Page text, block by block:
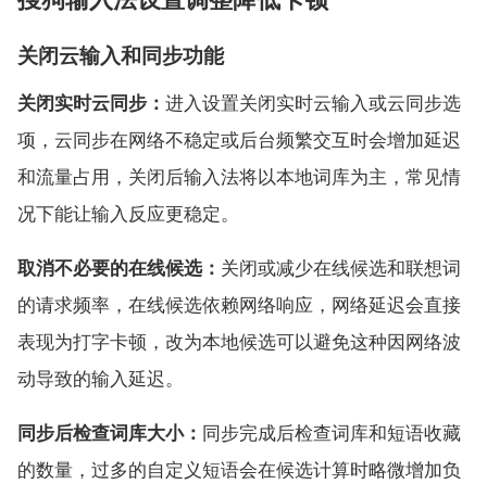
关闭云输入和同步功能
关闭实时云同步： 进入设置关闭实时云输入或云同步选
项，云同步在网络不稳定或后台频繁交互时会增加延迟
和流量占用，关闭后输入法将以本地词库为主，常见情
况下能让输入反应更稳定。
取消不必要的在线候选： 关闭或减少在线候选和联想词
的请求频率，在线候选依赖网络响应，网络延迟会直接
表现为打字卡顿，改为本地候选可以避免这种因网络波
动导致的输入延迟。
同步后检查词库大小： 同步完成后检查词库和短语收藏
的数量，过多的自定义短语会在候选计算时略微增加负